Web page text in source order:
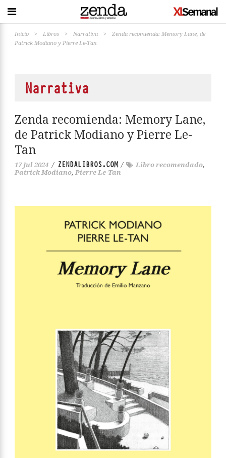
Inicio > Libros > Narrativa >
Zenda recomienda: Memory Lane, de
Patrick Modiano y Pierre Le-Tan
Narrativa
Zenda recomienda: Memory Lane,
de Patrick Modiano y Pierre Le-
Tan
17 Jul 2024 / ZENDALIBROS.COM/ Libro recomendado,
Patrick Modiano, Pierre Le-Tan